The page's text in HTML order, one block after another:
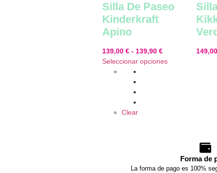
Silla De Paseo
Kinderkraft
Apino
139,00 € - 139,90 €
Seleccionar opciones
Clear
Forma de
La forma de pago es 100%